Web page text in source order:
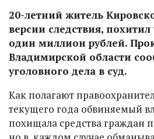
20-летний житель
версии следствия,
один миллион рублей.
Владимирской области
уголовного дела в суд.
Как полагают
текущего года обвиняемый
похищала средства граждан